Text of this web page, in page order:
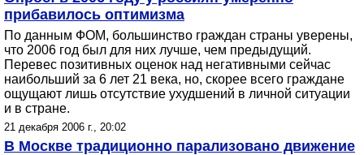
прибавилось оптимизма
По данным ФОМ, большинство граждан страны уверены,
что 2006 год был для них лучше, чем предыдущий.
Перевес позитивных оценок над негативными сейчас
наибольший за 6 лет 21 века, но, скорее всего граждане
ощущают лишь отсутствие ухудшений в личной ситуации
и в стране.
21 декабря 2006 г., 20:02
В Москве традиционно парализовано движение